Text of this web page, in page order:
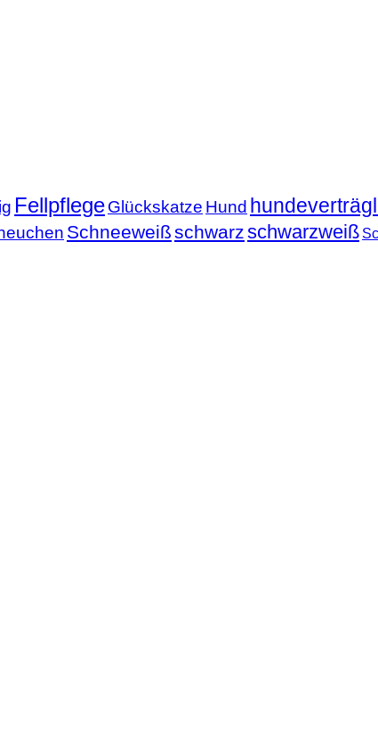
FellpflegeGlückskatze Hund
Schneeweißschwarzschwarzweiß